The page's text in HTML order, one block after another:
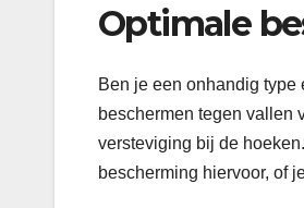
Optimale
Ben je een onhandig
beschermen tegen vallen
versteviging bij de
bescherming hiervoor, of